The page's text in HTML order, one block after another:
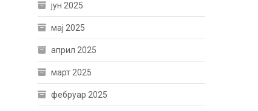
јун 2025
мај 2025
април 2025
март 2025
фебруар 2025